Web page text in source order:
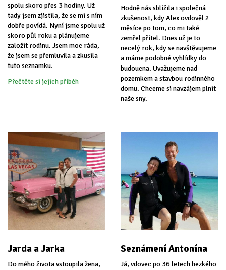
spolu skoro přes 3 hodiny. Už
tady jsem zjistila, že se mi s ním
dobře povídá. Nyní jsme spolu už
skoro půl roku a plánujeme
založit rodinu. Jsem moc ráda,
že jsem se přemluvila a zkusila
tuto seznamku.
Přečtěte si jejich příběh
Hodně nás sblížila i společná
zkušenost, kdy Alex ovdověl 2
měsíce po tom, co mi také
zemřel přítel. Dnes už je to
necelý rok, kdy se navštěvujeme
a máme podobné vyhlídky do
budoucna. Uvažujeme nad
pozemkem a stavbou rodinného
domu. Chceme si navzájem plnit
naše sny.
Jarda a Jarka
Do mého života vstoupila žena,
Seznámení Antonína
Já, vdovec po 36 letech hezkého